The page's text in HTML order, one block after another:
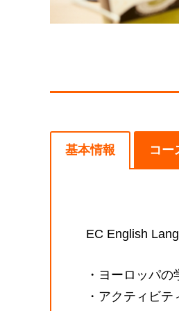
基本情報 コー
EC English
・ヨーロッパ
・アクティビ